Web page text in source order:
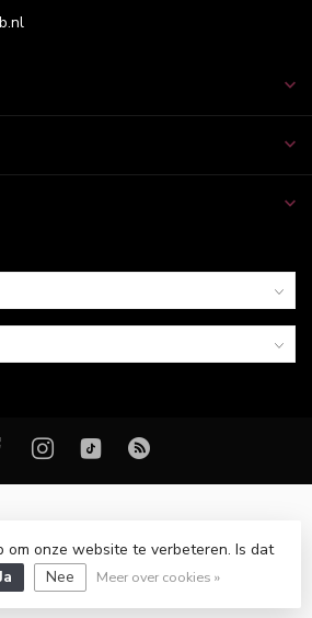
2026 Color Club Breda
om onze website te verbeteren. Is dat
Nee Meer over cookies »